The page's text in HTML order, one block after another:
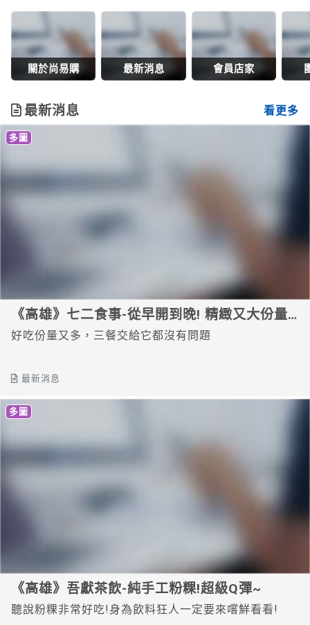
關於尚易購 最新消息 會員店家
最新消息 看更多
多圖
《高雄》七二食事-從早開到晚! 精緻又大份量
的早午餐店
好吃份量又多，三餐交給它都沒有問題
最新消息
多圖
《高雄》吾獻茶飲-純手工粉粿!超級Q彈~
聽說粉粿非常好吃!身為飲料狂人一定要來嚐鮮看看!